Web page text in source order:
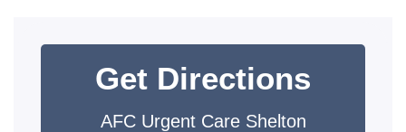
Get Directions
AFC Urgent Care Shelton